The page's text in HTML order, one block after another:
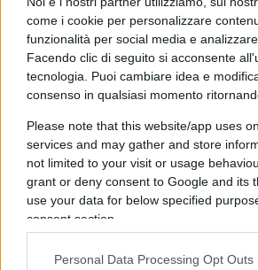
come i cookie per personalizzare
funzionalità per social media e
Facendo clic di seguito si acconsente
tecnologia. Puoi cambiare idea e
consenso in qualsiasi momento
Please note that this website/app uses
services and may gather and store
not limited to your visit or usage
grant or deny consent to Google and its
use your data for below specified
consent section.
Personal Data Processing Opt Outs
diJacopo Ugolini
7 Febbraio 2023, 5:50
nicolaporro.it